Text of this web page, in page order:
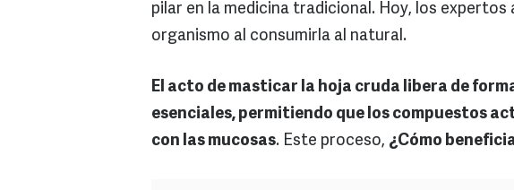
pilar en la medicina tradicional. Hoy, los expertos
organismo al consumirla al natural.
El acto de masticar la hoja cruda libera de
esenciales, permitiendo que los compuestos
con las mucosas. Este proceso, ¿Cómo